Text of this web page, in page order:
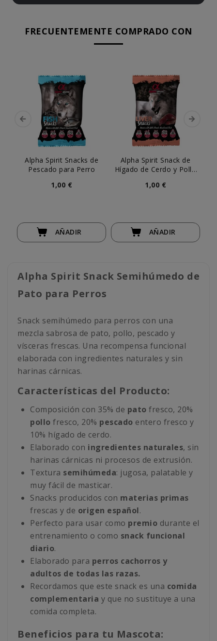
FRECUENTEMENTE COMPRADO CON
Alpha Spirit Snacks de
Pescado para Perro
1,00 €
AÑADIR
Alpha Spirit Snack de
Hígado de Cerdo y Pollo
1,00 €
AÑADIR
Alpha Spirit Snack Semihúmedo de
Pato para Perros
Snack semihúmedo para perros con una
mezcla sabrosa de pato, pollo, pescado y
vísceras frescas. Una recompensa funcional
elaborada con ingredientes naturales y sin
harinas cárnicas.
Características del Producto:
Composición con 35% de pato fresco, 20%
pollo fresco, 20% pescado entero fresco y
10% hígado de cerdo.
Elaborado con ingredientes naturales, sin
harinas cárnicas ni procesos de extrusión.
Textura semihúmeda: jugosa, palatable y
muy fácil de masticar.
Snacks producidos con materias primas
frescas y de origen español.
Perfecto para usar como premio durante el
entrenamiento o como snack funcional
diario.
Elaborado para perros cachorros y
adultos de todas las razas.
Recordamos que este snack es una comida
complementaria y que no sustituye a una
comida completa.
Beneficios para tu Mascota: